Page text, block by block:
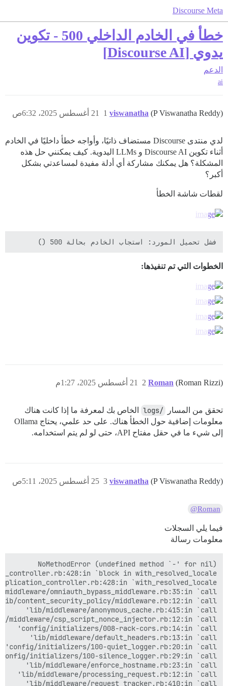
Discourse Meta
خطأ في الخادم الداخلي 500 - تكوين
يدوي [Discourse AI]
الدعم
ai
viswanatha (P Viswanatha Reddy) 21 أغسطس 2025، 6:32ص 1
لدي منتدى Discourse مستضاف ذاتيًا، وأواجه خطأ داخليًا في الخادم
أثناء تكوين Discourse AI و LLMs اليدوية. كيف يمكنني حل هذه
المشكلة؟ هل يمكنك مشاركة أي أدلة مفيدة لمساعدتي بشكل
أكبر؟
لقطات شاشة الخطأ
فشل تحميل المورد: استجاب الخادم بحالة 500 ()
الخطوات التي تم تنفيذها:
Roman (Roman Rizzi) 21 أغسطس 2025، 1:27م 2
تحقق من المسار /logs
الخاص بك لمعرفة ما إذا كانت هناك
معلومات إضافية حول الخطأ هناك. على حد علمي، يحتاج Ollama
إلى شيء ما في حقل مفتاح API، حتى لو لم يتم استخدامه.
viswanatha (P Viswanatha Reddy) 25 أغسطس 2025، 5:11ص 3
@Roman
فيما يلي السجلات
معلومات رسالة
lib/middleware/request_tracker.rb:410:in `call'